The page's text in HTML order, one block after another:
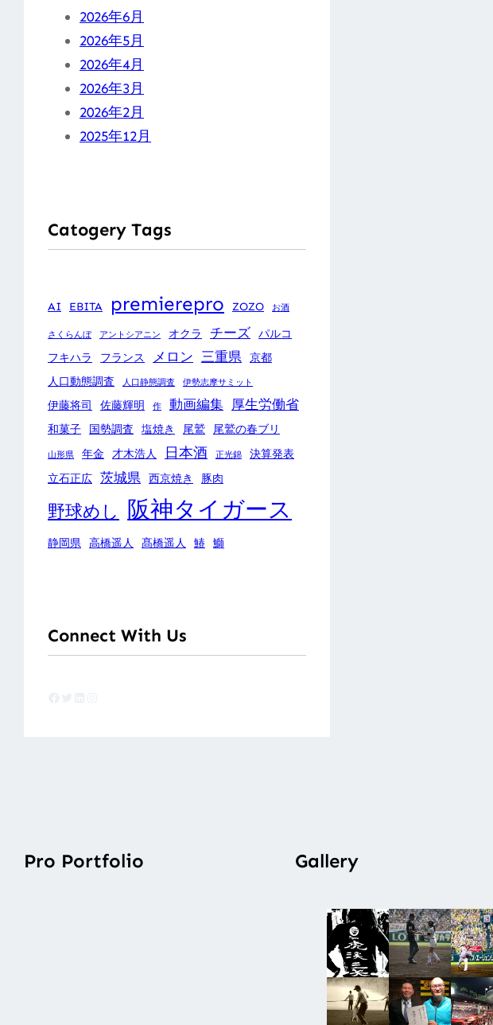
2026年6月
2026年5月
2026年4月
2026年3月
2026年2月
2025年12月
Catogery Tags
AI EBITA premierepro ZOZO お酒
さくらんぼ アントシアニン オクラ チーズ パルコ
フキハラ
フランス メロン 三重県
京都
人口動態調査
人口静態調査 伊勢志摩サミット
伊藤将司 佐藤輝明 作 動画編集 厚生労働省
和菓子 国勢調査 塩焼き 尾鷲 尾鷲の春ブリ
山形県 年金 才木浩人 日本酒 正光錦
決算発表
立石正広 茨城県 西京焼き 豚肉
野球めし 阪神タイガース
静岡県 高橋遥人 髙橋遥人 鰆 鰤
Connect With Us
Pro Portfolio Gallery